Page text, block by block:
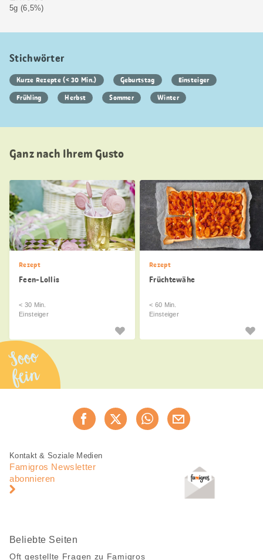
5g (6,5%)
Stichwörter
Kurze Rezepte (< 30 Min.) Geburtstag
Einsteiger
Frühling
Herbst Sommer Winter
Ganz nach Ihrem Gusto
Rezept
Feen-Lollis
< 30 Min.
Einsteiger
Rezept
Früchtewähe
< 60 Min.
Einsteiger
Sooo
fein
Jetzt weiterempfehlen
Fusszeile
Fusszeile
Navigation
Kontakt & Soziale Medien
Famigros Newsletter
abonnieren
Beliebte Seiten
Oft gestellte Fragen zu Famigros